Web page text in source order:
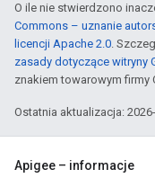
O ile nie stwierdzono
Commons – uznanie
licencji Apache 2.0.
zasady dotyczące witryny
znakiem towarowym
Ostatnia aktualizacja:
Apigee – informacje